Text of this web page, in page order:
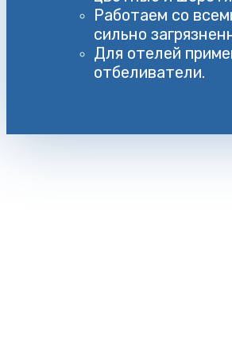
Работаем со
сильно
Для отелей
отбеливатели.